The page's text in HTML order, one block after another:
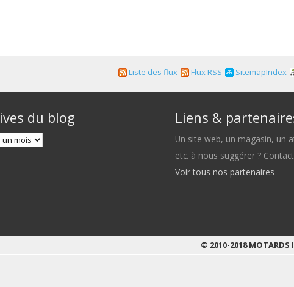
SitemapIndex
Flux RSS
Liste des flux
du blog Liens &
Un site web, un magasin, un
etc. à nous suggérer ?
Voir tous nos partenaires
© 2010-2018 MOTARDS